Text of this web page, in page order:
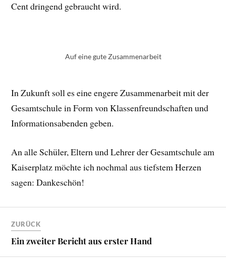
Cent dringend gebraucht wird.
Auf eine gute Zusammenarbeit
In Zukunft soll es eine engere Zusammenarbeit mit der
Gesamtschule in Form von Klassenfreundschaften und
Informationsabenden geben.
An alle Schüler, Eltern und Lehrer der Gesamtschule am
Kaiserplatz möchte ich nochmal aus tiefstem Herzen
sagen: Dankeschön!
ZURÜCK
Ein zweiter Bericht aus erster Hand